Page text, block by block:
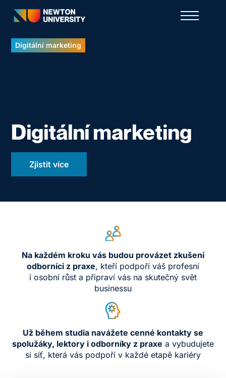
Digitální marketing
Digitální marketing
Zjistit více
Na každém kroku vás budou provázet zkušení
odborníci z praxe, kteří podpoří váš profesní
i osobní růst a připraví vás na skutečný svět
businessu
Už během studia navážete cenné kontakty se
spolužáky, lektory i odborníky z praxe a vybudujete
si síť, která vás podpoří v každé etapě kariéry